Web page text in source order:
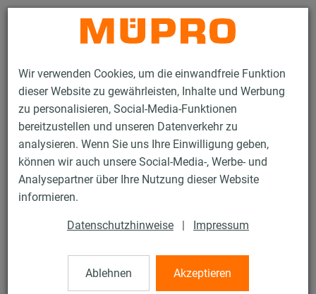
Wir verwenden Cookies, um die einwandfreie Funktion
dieser Website zu gewährleisten, Inhalte und Werbung
zu personalisieren, Social-Media-Funktionen
bereitzustellen und unseren Datenverkehr zu
analysieren. Wenn Sie uns Ihre Einwilligung geben,
können wir auch unsere Social-Media-, Werbe- und
Analysepartner über Ihre Nutzung dieser Website
informieren.
Datenschutzhinweise | Impressum
Ablehnen Akzeptieren
Kontakt
Produkte Befestigungstechnik
Schallschutz
Montageteile und Dübel für den Schallschutz
MÜPRO-PHONEX® Anker
MÜPRO-PHONEX® Anker